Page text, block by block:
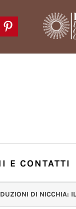
Pinterest
E CONTATTI
DI NICCHIA: